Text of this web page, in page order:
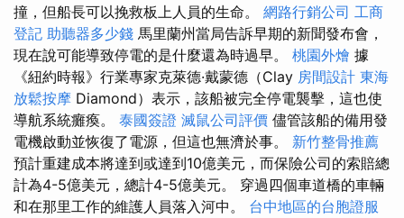
撞，但船長可以挽救板上人員的生命。 網路行銷公司 工商
登記 助聽器多少錢 馬里蘭州當局告訴早期的新聞發布會，
現在說可能導致停電的是什麼還為時過早。 桃園外燴 據
《紐約時報》行業專家克萊德·戴蒙德（Clay 房間設計 東海
放鬆按摩 Diamond）表示，該船被完全停電襲擊，這也使
導航系統癱瘓。 泰國簽證 滅鼠公司評價 儘管該船的備用發
電機啟動並恢復了電源，但這也無濟於事。 新竹整骨推薦
預計重建成本將達到或達到10億美元，而保險公司的索賠總
計為4-5億美元，總計4-5億美元。 穿過四個車道橋的車輛
和在那里工作的維護人員落入河中。 台中地區的台胞證服